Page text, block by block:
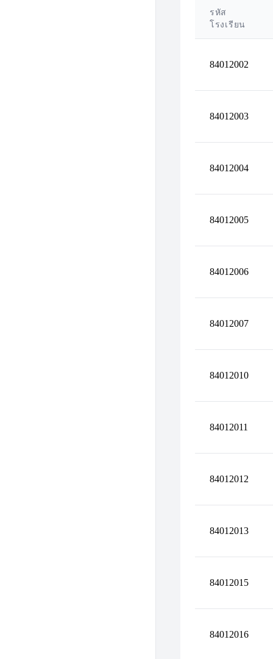
รหัส
โรงเรียน
84012002
84012003
84012004
84012005
84012006
84012007
84012010
84012011
84012012
84012013
84012015
84012016